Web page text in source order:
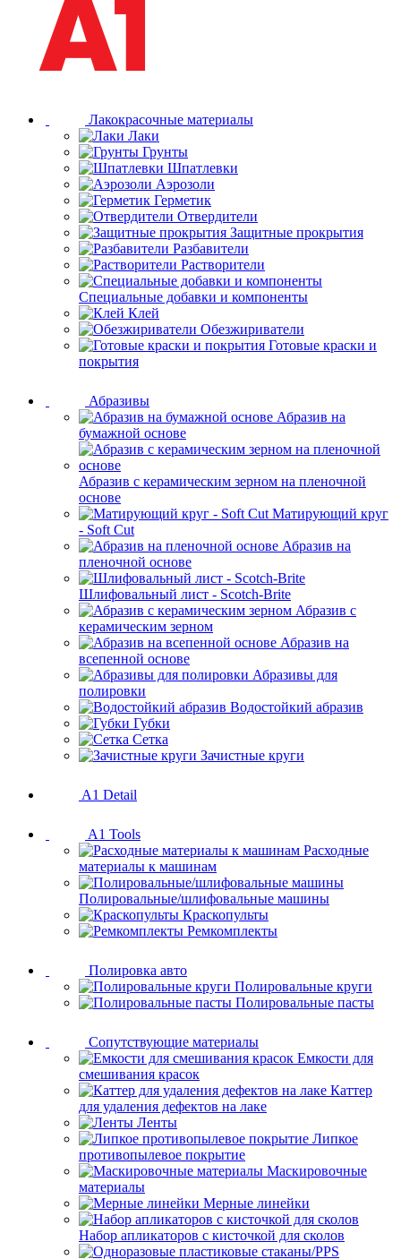
Лакокрасочные материалы
Лаки
Грунты
Шпатлевки
Аэрозоли
Герметик
Отвердители
Защитные прокрытия
Разбавители
Растворители
Специальные добавки и компоненты
Клей
Обезжириватели
Готовые краски и
покрытия
Абразивы
Абразив на
бумажной основе
Абразив с керамическим зерном на пленочной
основе
Матирующий круг
- Soft Cut
Абразив на
пленочной основе
Шлифовальный лист - Scotch-Brite
Абразив с
керамическим зерном
Абразив на
всепенной основе
Абразивы для
полировки
Водостойкий абразив
Губки
Сетка
Зачистные круги
A1 Detail
A1 Tools
Расходные
материалы к машинам
Полировальные/шлифовальные машины
Краскопульты
Ремкомплекты
Полировка авто
Полировальные круги
Полировальные пасты
Сопутствующие материалы
Емкости для
смешивания красок
Каттер
для удаления дефектов на лаке
Ленты
Липкое
противопылевое покрытие
Маскировочные
материалы
Мерные линейки
Набор апликаторов с кисточкой для сколов